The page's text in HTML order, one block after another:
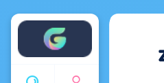
Enjoy4fun